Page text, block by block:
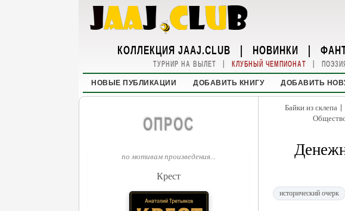
КОЛЛЕКЦИЯ JAAJ.CLUB | НОВИНКИ |
ТУРНИР НА ВЫЛЕТ | КЛУБНЫЙ ЧЕМПИОНАТ |
НОВЫЕ ПУБЛИКАЦИИ ДОБАВИТЬ КНИГУ ДОБАВИТЬ
ОПРОС
по мотивам произведения...
Крест
Байки из склепа |
исторический очерк